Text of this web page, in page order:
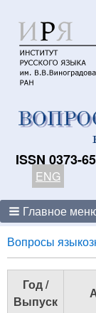
ISSN 0373-
ENG
Главное
Breadcrumbs
You
are
here:
Вопросы
Год /
Выпуск